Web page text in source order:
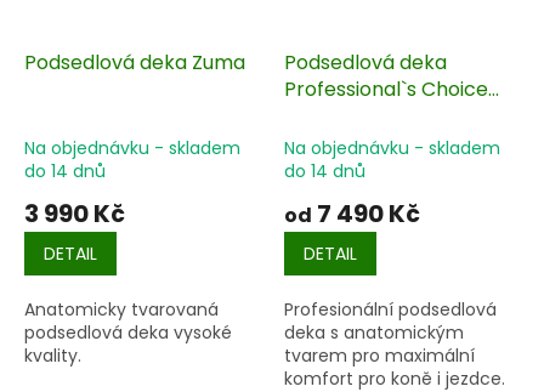
Podsedlová deka Zuma
Na objednávku - skladem
do 14 dnů
3 990 Kč
DETAIL
Anatomicky tvarovaná
podsedlová deka vysoké
kvality.
Podsedlová deka
Professional`s Choice
Na objednávku - skladem
do 14 dnů
od 7 490 Kč
DETAIL
Profesionální podsedlová
deka s anatomickým
tvarem pro maximální
komfort pro koně i jezdce.